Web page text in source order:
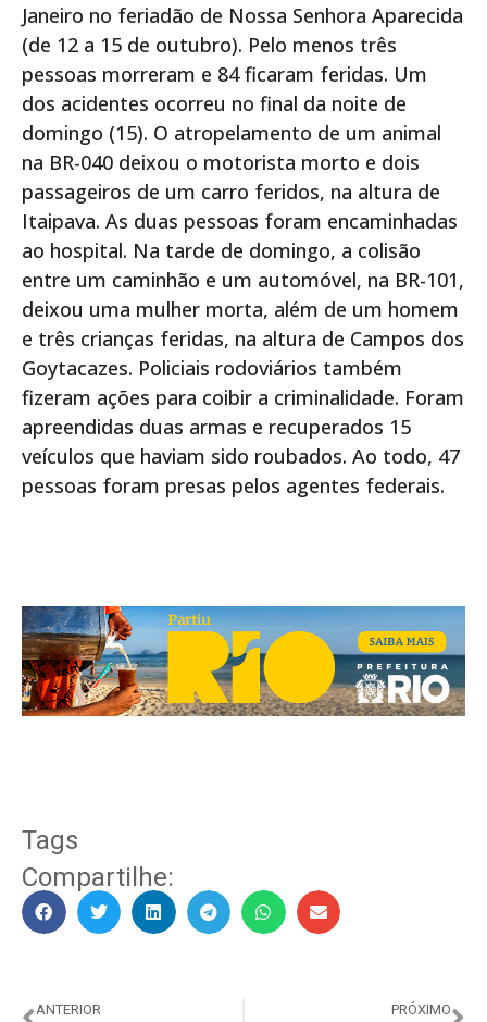
Janeiro no feriadão de Nossa Senhora Aparecida
(de 12 a 15 de outubro). Pelo menos três
pessoas morreram e 84 ficaram feridas. Um
dos acidentes ocorreu no final da noite de
domingo (15). O atropelamento de um animal
na BR-040 deixou o motorista morto e dois
passageiros de um carro feridos, na altura de
Itaipava. As duas pessoas foram encaminhadas
ao hospital. Na tarde de domingo, a colisão
entre um caminhão e um automóvel, na BR-101,
deixou uma mulher morta, além de um homem
e três crianças feridas, na altura de Campos dos
Goytacazes. Policiais rodoviários também
fizeram ações para coibir a criminalidade. Foram
apreendidas duas armas e recuperados 15
veículos que haviam sido roubados. Ao todo, 47
pessoas foram presas pelos agentes federais.
Tags
Compartilhe:
ANTERIOR
PRÓXIMO